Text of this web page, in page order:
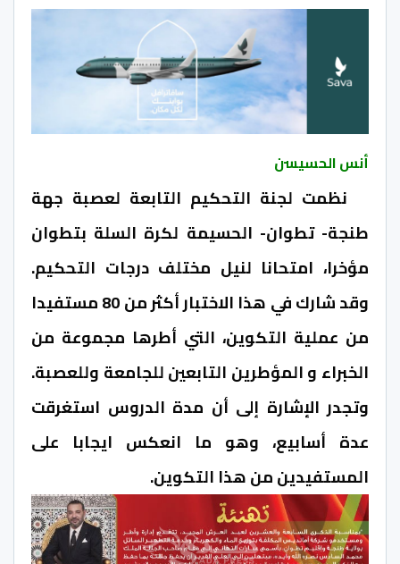
أنس الحسيسن
نظمت لجنة التحكيم التابعة لعصبة جهة
طنجة- تطوان- الحسيمة لكرة السلة بتطوان
مؤخرا، امتحانا لنيل مختلف درجات التحكيم.
وقد شارك في هذا الاختبار أكثر من 80 مستفيدا
من عملية التكوين، التي أطرها مجموعة من
الخبراء و المؤطرين التابعين للجامعة وللعصبة.
وتجدر الإشارة إلى أن مدة الدروس استغرقت
عدة أسابيع، وهو ما انعكس ايجابا على
المستفيدين من هذا التكوين.